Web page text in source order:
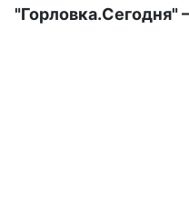
"Горловка.Сегодня"